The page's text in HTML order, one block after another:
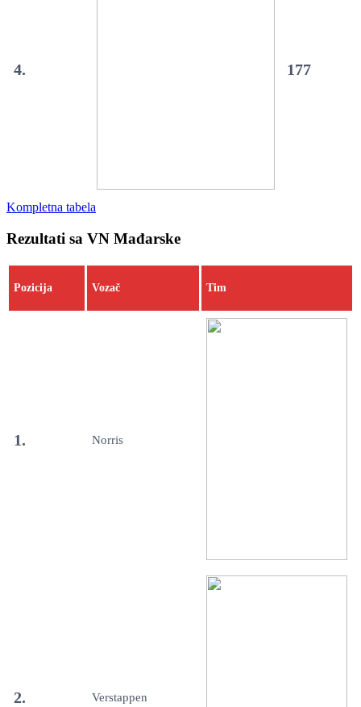
4. 177
Kompletna tabela
Rezultati sa VN Mađarske
Pozicija Vozač Tim
1. Norris
2. Verstappen